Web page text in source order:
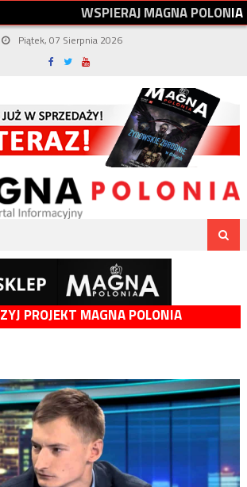
WSPIERAJMAGNAPOLONIA
Piątek, 07 Sierpnia 2026
PROJEKT MAGNA POLONIA